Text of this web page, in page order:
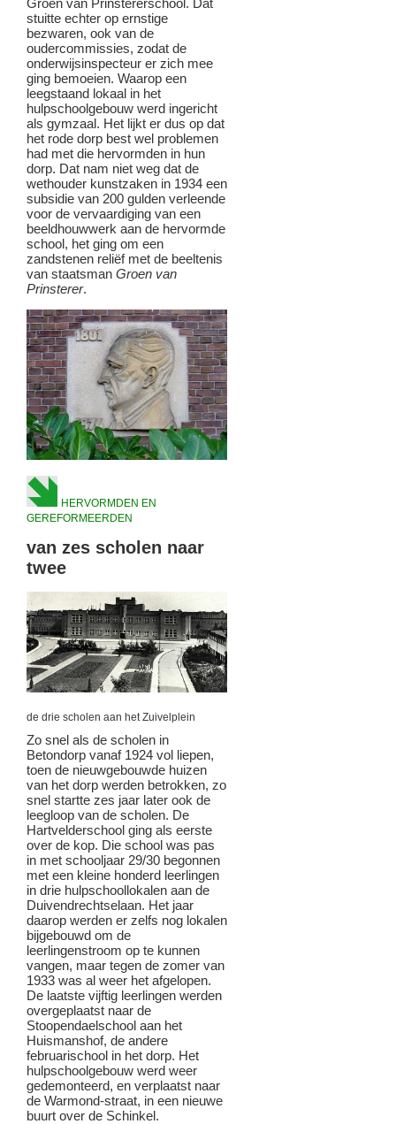
Groen van Prinstererschool. Dat
stuitte echter op ernstige
bezwaren, ook van de
oudercommissies, zodat de
onderwijsinspecteur er zich mee
ging bemoeien. Waarop een
leegstaand lokaal in het
hulpschoolgebouw werd ingericht
als gymzaal. Het lijkt er dus op dat
het rode dorp best wel problemen
had met die hervormden in hun
dorp. Dat nam niet weg dat de
wethouder kunstzaken in 1934 een
subsidie van 200 gulden verleende
voor de vervaardiging van een
beeldhouwwerk aan de hervormde
school, het ging om een
zandstenen reliëf met de beeltenis
van staatsman Groen van
Prinsterer.
HERVORMDEN EN
GEREFORMEERDEN
van zes scholen naar
twee
de drie scholen aan het Zuivelplein
Zo snel als de scholen in
Betondorp vanaf 1924 vol liepen,
toen de nieuwgebouwde huizen
van het dorp werden betrokken, zo
snel startte zes jaar later ook de
leegloop van de scholen. De
Hartvelderschool ging als eerste
over de kop. Die school was pas
in met schooljaar 29/30 begonnen
met een kleine honderd leerlingen
in drie hulpschoollokalen aan de
Duivendrechtselaan. Het jaar
daarop werden er zelfs nog lokalen
bijgebouwd om de
leerlingenstroom op te kunnen
vangen, maar tegen de zomer van
1933 was al weer het afgelopen.
De laatste vijftig leerlingen werden
overgeplaatst naar de
Stoopendaelschool aan het
Huismanshof, de andere
februarischool in het dorp. Het
hulpschoolgebouw werd weer
gedemonteerd, en verplaatst naar
de Warmond-straat, in een nieuwe
buurt over de Schinkel.